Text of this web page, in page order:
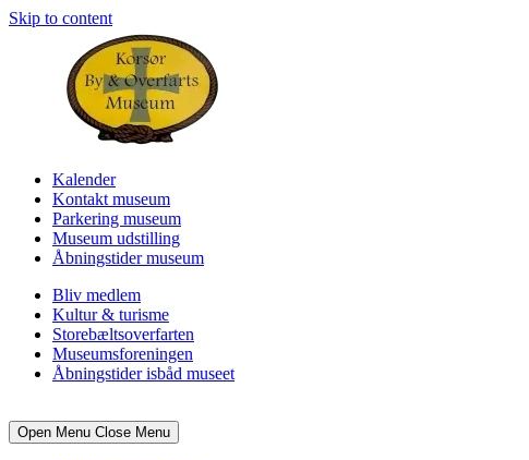
Skip to content
Kalender
Kontakt museum
Parkering museum
Museum udstilling
Åbningstider museum
Bliv medlem
Kultur & turisme
Storebæltsoverfarten
Museumsforeningen
Åbningstider isbåd museet
Open Menu Close Menu